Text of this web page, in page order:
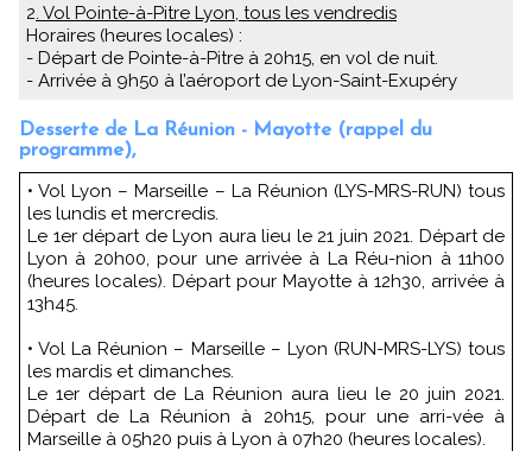
2. Vol Pointe-à-Pitre Lyon, tous les vendredis
Horaires (heures locales) :
- Départ de Pointe-à-Pitre à 20h15, en vol de nuit.
- Arrivée à 9h50 à l’aéroport de Lyon-Saint-Exupéry
Desserte de La Réunion - Mayotte (rappel du
programme),
• Vol Lyon – Marseille – La Réunion (LYS-MRS-RUN) tous
les lundis et mercredis.
Le 1er départ de Lyon aura lieu le 21 juin 2021. Départ de
Lyon à 20h00, pour une arrivée à La Réu-nion à 11h00
(heures locales). Départ pour Mayotte à 12h30, arrivée à
13h45.
• Vol La Réunion – Marseille – Lyon (RUN-MRS-LYS) tous
les mardis et dimanches.
Le 1er départ de La Réunion aura lieu le 20 juin 2021.
Départ de La Réunion à 20h15, pour une arri-vée à
Marseille à 05h20 puis à Lyon à 07h20 (heures locales).